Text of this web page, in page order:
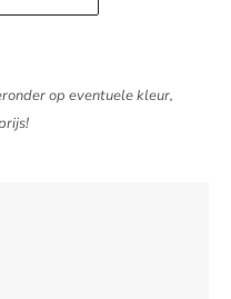
op eventuele kleur,